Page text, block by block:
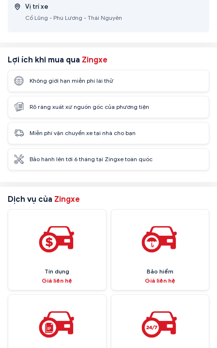
Vị trí xe
Cổ Lũng - Phú Lương - Thái Nguyên
Lợi ích khi mua qua Zingxe
Không giới hạn miễn phí lái thử
Rõ ràng xuất xứ nguồn gốc của phương tiện
Miễn phí vận chuyển xe tại nhà cho bạn
Bảo hành lên tới 6 tháng tại Zingxe toàn quốc
Dịch vụ của Zingxe
Tín dụng
Giá liên hệ
Bảo hiểm
Giá liên hệ